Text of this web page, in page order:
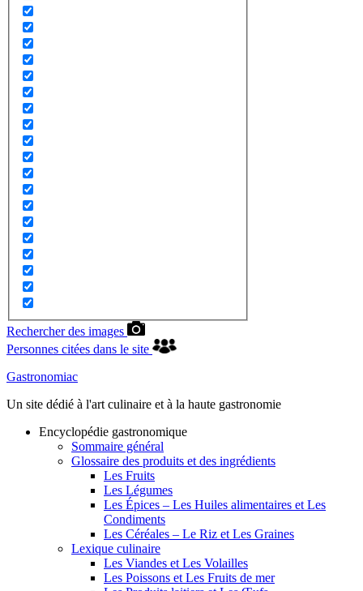
Rechercher des images
Personnes citées dans le site
Gastronomiac
Un site dédié à l'art culinaire et à la haute gastronomie
Encyclopédie gastronomique
Sommaire général
Glossaire des produits et des ingrédients
Les Fruits
Les Légumes
Les Épices – Les Huiles alimentaires et Les
Condiments
Les Céréales – Le Riz et Les Graines
Lexique culinaire
Les Viandes et Les Volailles
Les Poissons et Les Fruits de mer